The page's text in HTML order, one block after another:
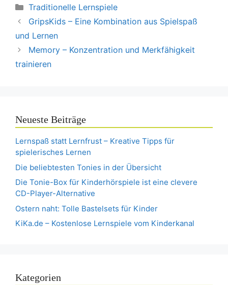
Kategorien
Traditionelle Lernspiele
GripsKids – Eine Kombination aus Spielspaß
und Lernen
Memory – Konzentration und Merkfähigkeit
trainieren
Neueste Beiträge
Lernspaß statt Lernfrust – Kreative Tipps für
spielerisches Lernen
Die beliebtesten Tonies in der Übersicht
Die Tonie-Box für Kinderhörspiele ist eine clevere
CD-Player-Alternative
Ostern naht: Tolle Bastelsets für Kinder
KiKa.de – Kostenlose Lernspiele vom Kinderkanal
Kategorien